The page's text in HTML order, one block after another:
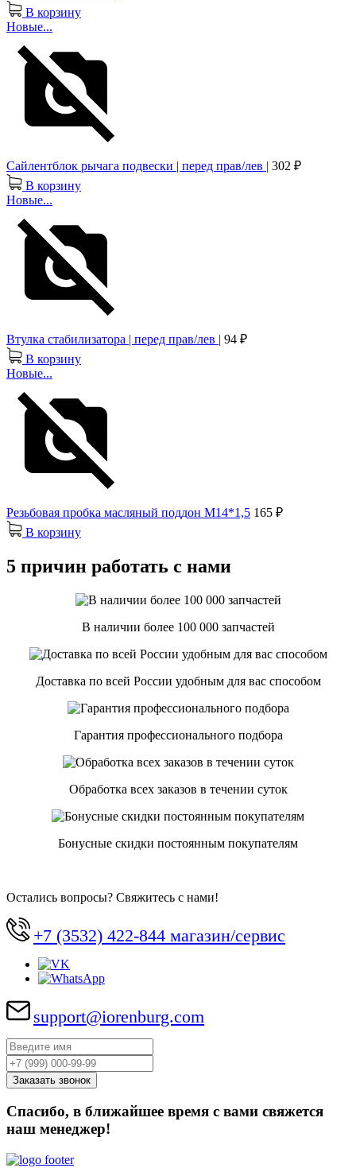
В корзину
Новые...
Сайлентблок рычага подвески | перед прав/лев | 302 ₽
В корзину
Новые...
Втулка стабилизатора | перед прав/лев | 94 ₽
В корзину
Новые...
Резьбовая пробка масляный поддон М14*1,5 165 ₽
В корзину
5 причин работать с нами
В наличии более 100 000 запчастей
Доставка по всей России удобным для вас способом
Гарантия профессионального подбора
Обработка всех заказов в течении суток
Бонусные скидки постоянным покупателям
Остались вопросы? Свяжитесь с нами!
+7 (3532) 422-844 магазин/сервис
support@iorenburg.com
Спасибо, в ближайшее время с вами свяжется
наш менеджер!